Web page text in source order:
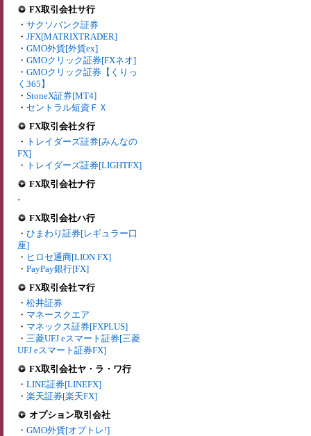
FX取引会社サ行
・ サクソバンク証券
・ JFX[MATRIXTRADER]
・ GMO外貨[外貨ex]
・ GMOクリック証券[FXネオ]
・ GMOクリック証券【くりっ
く365】
・ StoneX証券[MT4]
・ セントラル短資ＦＸ
FX取引会社タ行
・ トレイダーズ証券[みんなの
FX]
・ トレイダーズ証券[LIGHTFX]
FX取引会社ナ行
-
FX取引会社ハ行
・ ひまわり証券[レギュラー口
座]
・ ヒロセ通商[LION FX]
・ PayPay銀行[FX]
FX取引会社マ行
・ 松井証券
・ マネースクエア
・ マネックス証券[FXPLUS]
・ 三菱UFJ eスマート証券[三菱
UFJ eスマート証券FX]
FX取引会社ヤ・ラ・ワ行
・ LINE証券[LINEFX]
・ 楽天証券[楽天FX]
オプション取引会社
・ GMO外貨[オプトレ!]